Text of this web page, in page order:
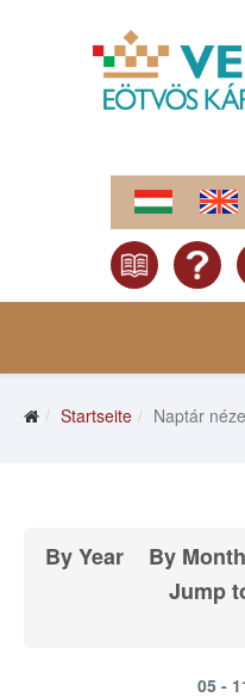
Startseite Naptár
By Year By Month
Jump
05 -